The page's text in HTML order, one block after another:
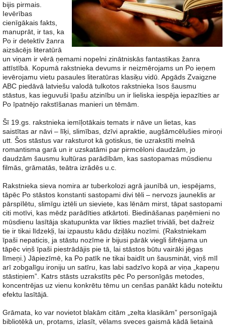
bijis pirmais.
Ievērības
cienīgākais fakts,
manuprāt, ir tas, ka
Po ir detektīv žanra
aizsācējs literatūrā
un viņam ir vērā ņemami nopelni zinātniskās fantastikas žanra
attīstībā. Kopumā rakstnieka devums ir neizmērojams un Po ieņem
ievērojamu vietu pasaules literatūras klasiķu vidū. Apgāds Zvaigzne
ABC piedāvā latviešu valodā tulkotos rakstnieka īsos šausmu
stāstus, kas ieguvuši īpašu atzinību un ir lieliska iespēja iepazīties ar
Po īpatnējo rakstīšanas manieri un tēmām.
Šī 19.gs. rakstnieka iemīļotākais temats ir nāve un lietas, kas
saistītas ar nāvi – līķi, slimības, dzīvi apraktie, augšāmcēlušies miroņi
utt. Šos stāstus var raksturot kā gotiskus, tie uzrakstīti melnā
romantisma garā un ir uzskatāmi par pirmcēloni daudzām, jo
daudzām šausmu kultūras parādībām, kas sastopamas mūsdienu
filmās, grāmatās, teātra izrādēs u.c.
Rakstnieka sieva nomira ar tuberkolozi agrā jaunībā un, iespējams,
tāpēc Po stāstos konstanti sastopami divi tēli – nervozs jauneklis ar
pārspīlētu, slimīgu iztēli un sieviete, kas lēnām mirst, tāpat sastopami
citi motīvi, kas mēdz parādīties atkārtoti. Biedināšanas paņēmieni no
mūsdienu lasītāja skatupunkta var likties mazliet triviāli, bet dažreiz
tie ir tikai līdzekļi, lai izpaustu kādu dziļāku nozīmi. (Rakstniekam
īpaši nepaticis, ja stāstu nozīme ir bijusi pārāk viegli šifrējama un
tāpēc viņš īpaši piestrādājis pie tā, lai stāstos būtu vairāki jēgas
līmeņi.) Jāpiezīmē, ka Po patīk ne tikai baidīt un šausmināt, viņš mīl
arī zobgalīgu ironiju un satīru, kas labi sadzīvo kopā ar viņa „kapeņu
stāstiņiem”. Katrs stāsts uzrakstīts pēc Po personīgās metodes,
koncentrējas uz vienu konkrētu tēmu un cenšas panākt kādu noteiktu
efektu lasītājā.
Grāmata, ko var novietot blakām citām „zelta klasikām” personīgajā
bibliotēkā un, protams, izlasīt, vēlams sveces gaismā kādā lietainā